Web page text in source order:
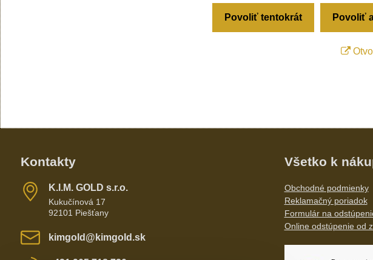
Povoliť tentokrát Povoliť
Kontakty
K​​.I​​.M​​. GOLD s​​.r​​.o​​.
Kukučínová 17
92101 Piešťany
kimgold​@kimgold​.sk
Všetko k
Obchodné podmienky
Reklamačný poriadok
Formulár na
Online odstúpenie od